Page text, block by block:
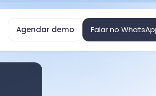
Agendar demo Falar no